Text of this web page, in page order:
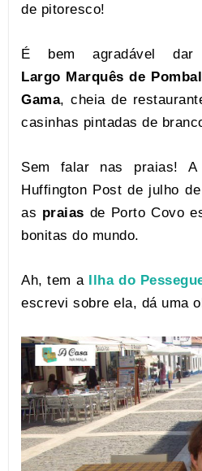
de pitoresco!
É bem agradável
Largo Marquês de Pombal
Gama, cheia de
casinhas pintadas de
Sem falar nas praias!
Huffington Post de julho
as praias de Porto Covo
bonitas do mundo.
Ah, tem a Ilha do
escrevi sobre ela, dá uma